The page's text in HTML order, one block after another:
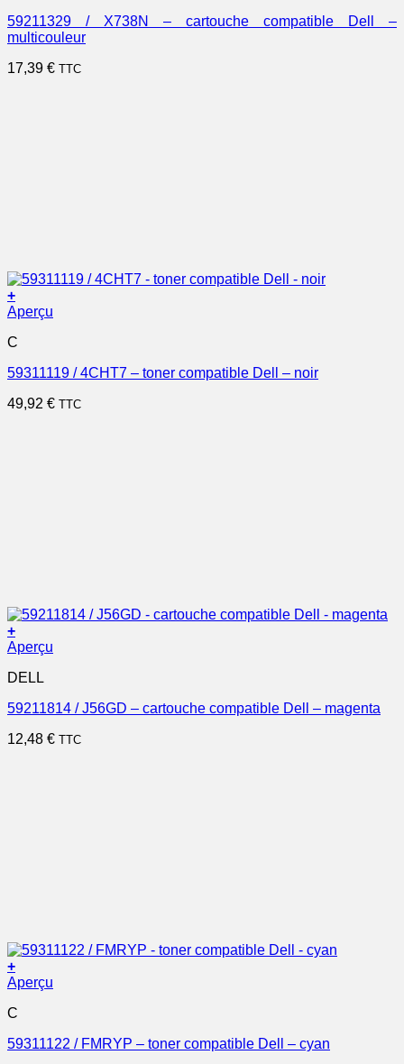
59211329 / X738N – cartouche compatible Dell –
multicouleur
17,39 € TTC
+
Aperçu
C
59311119 / 4CHT7 – toner compatible Dell – noir
49,92 € TTC
+
Aperçu
DELL
59211814 / J56GD – cartouche compatible Dell – magenta
12,48 € TTC
+
Aperçu
C
59311122 / FMRYP – toner compatible Dell – cyan